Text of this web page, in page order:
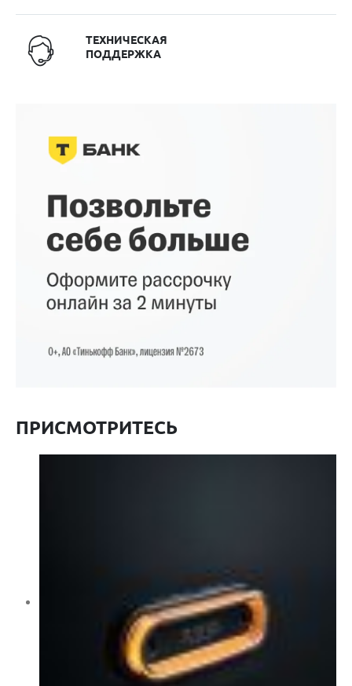
ТЕХНИЧЕСКАЯ
ПОДДЕРЖКА
ПРИСМОТРИТЕСЬ